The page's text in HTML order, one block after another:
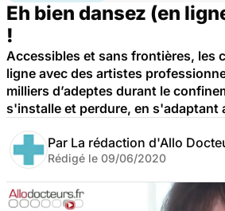
Eh bien dansez (en
!
Accessibles et sans frontières, les
ligne avec des artistes
milliers d’adeptes durant le
s'installe et perdure, en s'adaptant
Par La rédaction d'Allo
Rédigé le 09/06/2020